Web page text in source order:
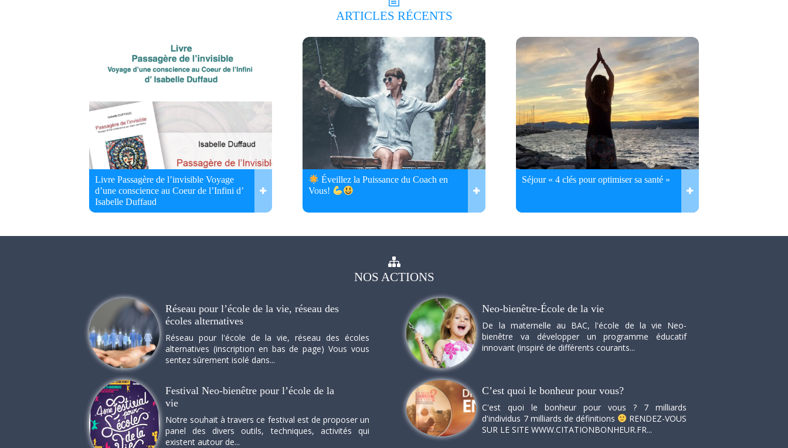
ARTICLES RÉCENTS
Livre Passagère de l’invisible Voyage
d’une conscience au Coeur de l’Infini d’
Isabelle Duffaud
Éveillez la Puissance du Coach en
Vous!
Séjour « 4 clés pour optimiser sa santé »
NOS ACTIONS
Réseau pour l’école de la vie, réseau des
écoles alternatives
Réseau pour l'école de la vie, réseau des écoles
alternatives (inscription en bas de page) Vous vous
sentez sûrement isolé dans...
Neo-bienêtre-École de la vie
De la maternelle au BAC, l'école de la vie Neo-
bienêtre va développer un programme éducatif
innovant (inspiré de différents courants...
Festival Neo-bienêtre pour l’école de la
vie
Notre souhait à travers ce festival est de proposer un
panel des divers outils, techniques, activités qui
existent autour de...
C’est quoi le bonheur pour vous?
C'est quoi le bonheur pour vous ? 7 milliards
d'individus 7 milliards de définitions
RENDEZ-VOUS
SUR LE SITE WWW.CITATIONBONHEUR.FR...